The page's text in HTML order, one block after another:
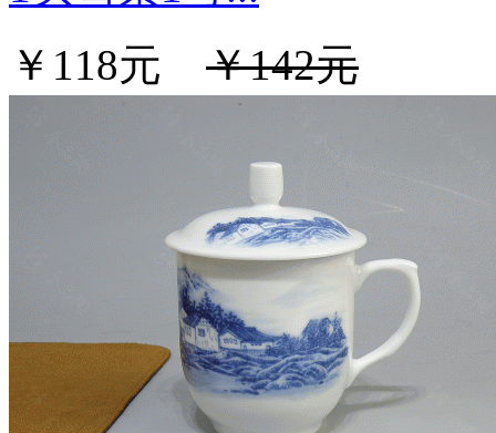
￥118元
￥142元